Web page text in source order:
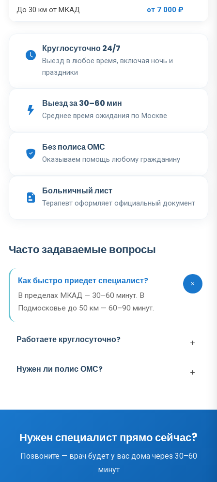
До 30 км от МКАД от 7 000 ₽
Круглосуточно 24/7
Выезд в любое время, включая ночь и
праздники
Выезд за 30–60 мин
Среднее время ожидания по Москве
Без полиса ОМС
Оказываем помощь любому гражданину
Больничный лист
Терапевт оформляет официальный документ
Часто задаваемые вопросы
Как быстро приедет специалист?
В пределах МКАД — 30–60 минут. В
Подмосковье до 50 км — 60–90 минут.
Работаете круглосуточно?
Нужен ли полис ОМС?
Нужен специалист прямо сейчас?
Позвоните — врач будет у вас дома через 30–60
минут